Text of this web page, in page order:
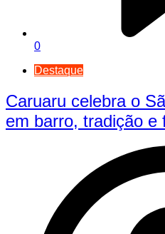
0
Destaque
Caruaru celebra o
em barro, tradição e